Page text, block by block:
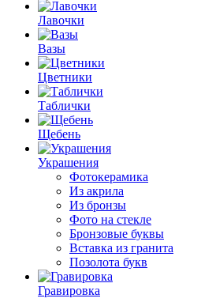
Лавочки
Вазы
Цветники
Таблички
Щебень
Украшения
Фотокерамика
Из акрила
Из бронзы
Фото на стекле
Бронзовые буквы
Вставка из гранита
Позолота букв
Гравировка